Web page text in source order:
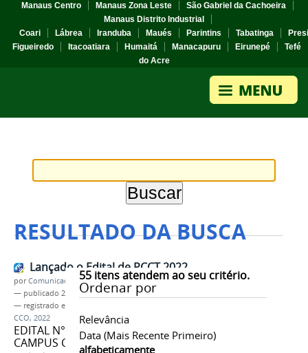
Manaus Centro Manaus Zona Leste
São Gabriel da Cachoeira
Manaus Distrito Industrial
Coari
Lábrea Iranduba Maués Parintins Tabatinga
Figueiredo
Itacoatiara Humaitá Manacapuru Eirunepé
Tefé
do Acre
RESULTADO DA BUSCA
55itens atendem ao seu critério.
Ordenar por
Relevância
Data (mais Recente Primeiro)
alfabeticamente
Lançado o Edital de PCCT 2022
porComunicação COARI
— publicado 29/03/2022
— registrado em:
CCO, 2022
EDITAL N° 01/DEPE/2022 -
CAMPUS COARI/IFAM